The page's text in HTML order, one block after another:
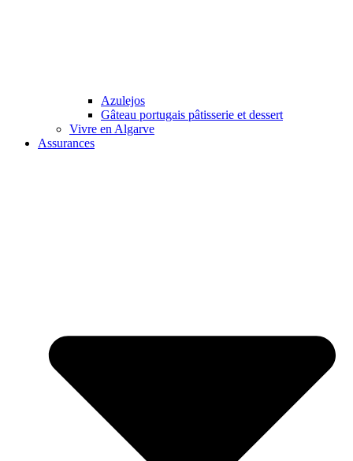
Azulejos
Gâteau portugais pâtisserie et dessert
Vivre en Algarve
Assurances